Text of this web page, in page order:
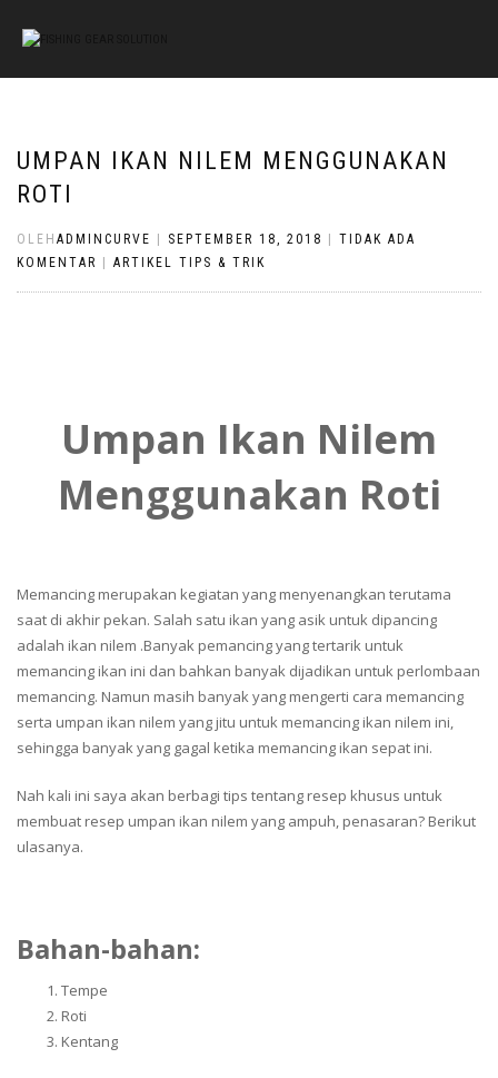
UMPAN IKAN NILEM MENGGUNAKAN
ROTI
OLEH ADMINCURVE SEPTEMBER 18, 2018
TIDAK ADA
KOMENTAR
ARTIKEL TIPS & TRIK
Umpan Ikan Nilem
Menggunakan Roti
Memancing merupakan kegiatan yang menyenangkan terutama
saat di akhir pekan. Salah satu ikan yang asik untuk dipancing
adalah ikan nilem .Banyak pemancing yang tertarik untuk
memancing ikan ini dan bahkan banyak dijadikan untuk perlombaan
memancing. Namun masih banyak yang mengerti cara memancing
serta umpan ikan nilem yang jitu untuk memancing ikan nilem ini,
sehingga banyak yang gagal ketika memancing ikan sepat ini.
Nah kali ini saya akan berbagi tips tentang resep khusus untuk
membuat resep umpan ikan nilem yang ampuh, penasaran? Berikut
ulasanya.
Bahan-bahan:
Tempe
Roti
Kentang